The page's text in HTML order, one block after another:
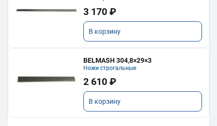
3 170 ₽
В корзину
BELMASH 304,8×29×3
Ножи строгальные
2 610 ₽
В корзину